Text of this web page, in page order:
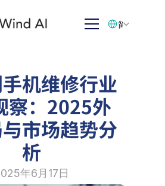
机维修行业
察：2025外
市场趋势分
析
年6月17日
简体中文